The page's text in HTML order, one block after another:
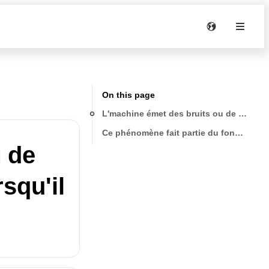
de
On this page
L'machine émet des bruits ou de
Ce phénomène fait partie du